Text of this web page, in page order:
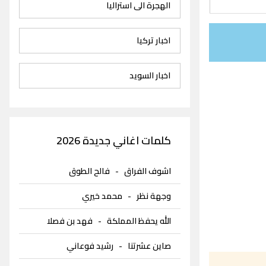
الهجرة الى استراليا
اخبار تركيا
اخبار السويد
كلمات اغاني جديدة 2026
اشوف الفراق- فالح الطوق
وجهة نظر - محمد خيري
الله يحفظ المملكة- فهد بن فصلا
صاين عشرتنا - رشيد فوعاني